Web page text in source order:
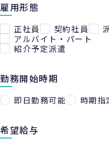
雇用形態
正社員 契約社員
アルバイト・パート
紹介予定派遣
勤務開始時期
即日勤務可能 時期指
希望給与